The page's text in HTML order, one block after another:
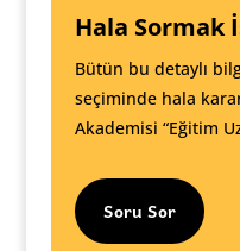
Hala Sormak
Bütün bu detaylı
seçiminde hala
Akademisi “Eğitim
Soru Sor